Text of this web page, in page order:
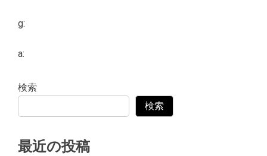
g:
a:
検索
検索
最近の投稿